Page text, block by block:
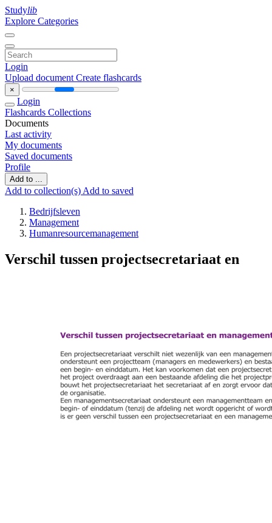
Studylib
Explore Categories
Login
Upload document Create flashcards
×
Login
Flashcards Collections
Documents
Last activity
My documents
Saved documents
Profile
Add to ...
Add to collection(s) Add to saved
Bedrijfsleven
Management
Humanresourcemanagement
Verschil tussen projectsecretariaat en